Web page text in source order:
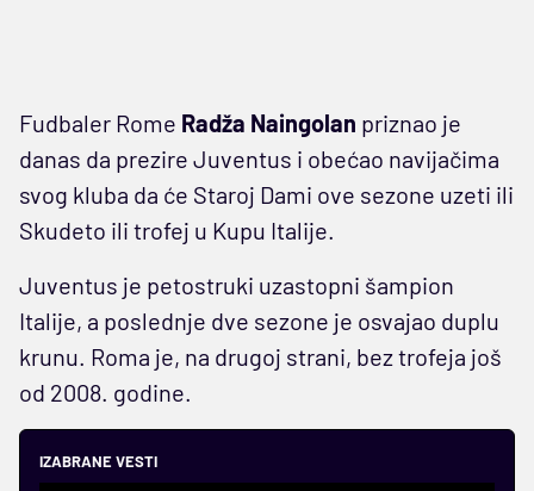
Fudbaler Rome Radža Naingolan priznao je
danas da prezire Juventus i obećao navijačima
svog kluba da će Staroj Dami ove sezone uzeti ili
Skudeto ili trofej u Kupu Italije.
Juventus je petostruki uzastopni šampion
Italije, a poslednje dve sezone je osvajao duplu
krunu. Roma je, na drugoj strani, bez trofeja još
od 2008. godine.
IZABRANE VESTI